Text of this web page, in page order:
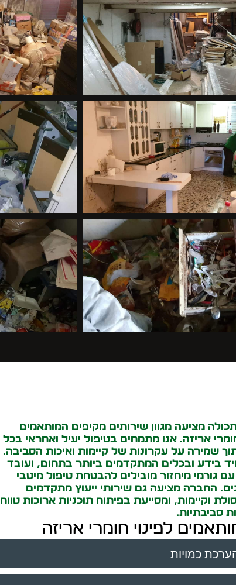
תכולה מציעה מגוון שירותים מקיפים המותאמים
אריזה. אנו מתמחים בטיפול יעיל ואחראי בכל
שמירה על עקרונות של קיימות ואיכות הסביבה.
בידע ובכלים המתקדמים ביותר בתחום, ועובד
גורמי מיחזור מובילים להבטחת טיפול מיטבי
החברה מציעה גם שירותי ייעוץ מתקדמים
וקיימות, ומסייעת בפיתוח תוכניות ארוכות טווח
סביבתיות.
לפינוי חומרי אריזה
כמויות